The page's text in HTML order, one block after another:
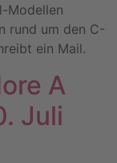
Modellen
rund um den C-
ein Mail.
A
Juli